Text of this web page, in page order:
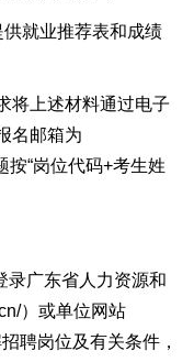
供就业推荐表和成绩
将上述材料通过电子
名邮箱为
“岗位代码+考生姓
录广东省人力资源和
）或单位网站
聘岗位及有关条件，